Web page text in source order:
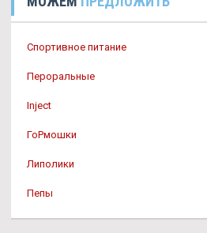
Спортивное питание
Пероральные
Inject
ГоРмошки
Липолики
Пепы